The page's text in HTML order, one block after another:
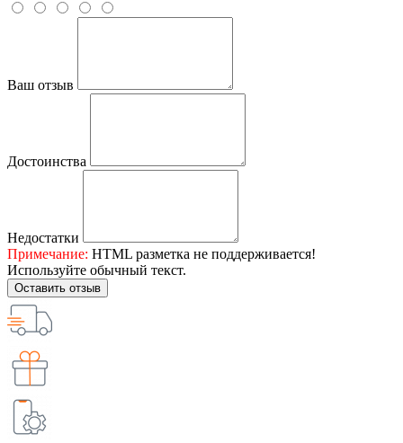
Ваш отзыв
Достоинства
Недостатки
Примечание: HTML разметка не поддерживается!
Используйте обычный текст.
Оставить отзыв